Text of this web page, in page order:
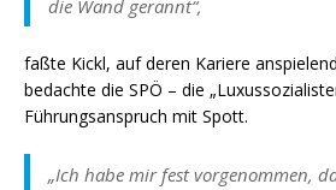
die Wand gerannt“,
faßte Kickl, auf deren Kariere
bedachte die SPÖ – die
Führungsanspruch mit Spott.
„Ich habe mir fest vorgenommen,